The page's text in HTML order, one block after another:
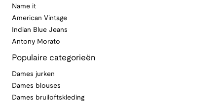
Name it
American Vintage
Indian Blue Jeans
Antony Morato
Populaire categorieën
Dames jurken
Dames blouses
Dames bruiloftskleding